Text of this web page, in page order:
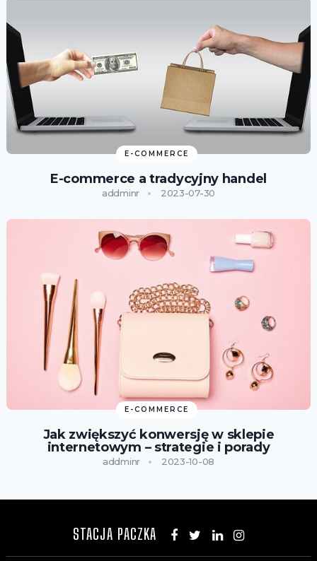
E-COMMERCE
E-commerce a tradycyjny handel
addminr 2023-07-30
E-COMMERCE
Jak zwiększyć konwersję w sklepie
internetowym – strategie i porady
addminr 2023-10-08
STACJA PACZKA